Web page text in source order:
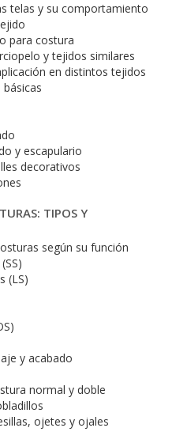
telas y su comportamiento
para costura
y tejidos similares
en distintos tejidos
y escapulario
decorativos
TIPOS Y
según su función
(LS)
y acabado
normal y doble
ojetes y ojales